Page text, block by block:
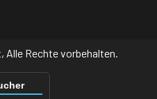
Alle Rechte vorbehalten.